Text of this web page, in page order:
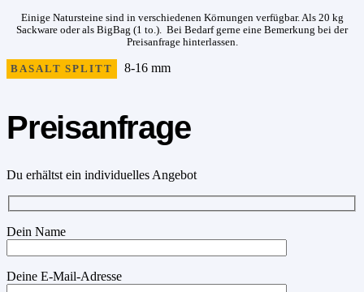
Einige Natursteine sind in verschiedenen Körnungen verfügbar. Als 20 kg
Sackware oder als BigBag (1 to.). Bei Bedarf gerne eine Bemerkung bei der
Preisanfrage hinterlassen.
BASALT SPLITT 8-16 mm
Preisanfrage
Du erhältst ein individuelles Angebot
Dein Name
Deine E-Mail-Adresse